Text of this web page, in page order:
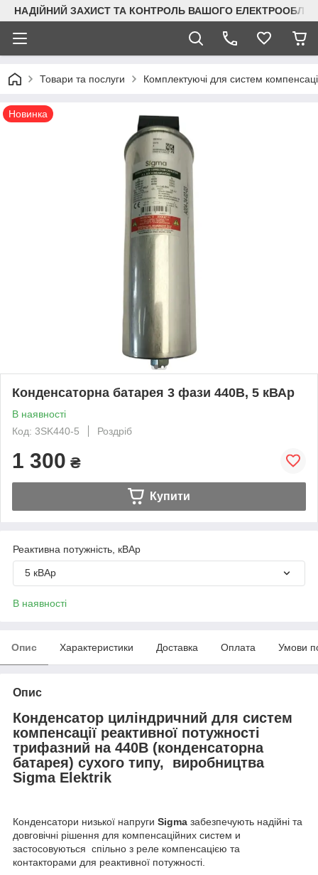
НАДІЙНИЙ ЗАХИСТ ТА КОНТРОЛЬ ВАШОГО
Товари та послуги Комплектуючі для систем
Новинка
Конденсаторна батарея 3 фази 440В, 5 кВАр
В наявності
Код: 3SK440-5
Роздріб
1 300 ₴
Купити
Реактивна потужність, кВАр
5 кВАр
В наявності
Опис Характеристики Доставка Оплата Умови
Опис
Конденсатор циліндричний для систем
компенсації реактивної потужності
трифазний на 440В (конденсаторна
батарея) сухого типу, виробництва
Sigma Elektrik
Конденсатори низької напруги Sigma забезпечують надійні та
довговічні рішення для компенсаційних систем и
застосовуються спільно з реле компенсацією та
контакторами для реактивної потужності.